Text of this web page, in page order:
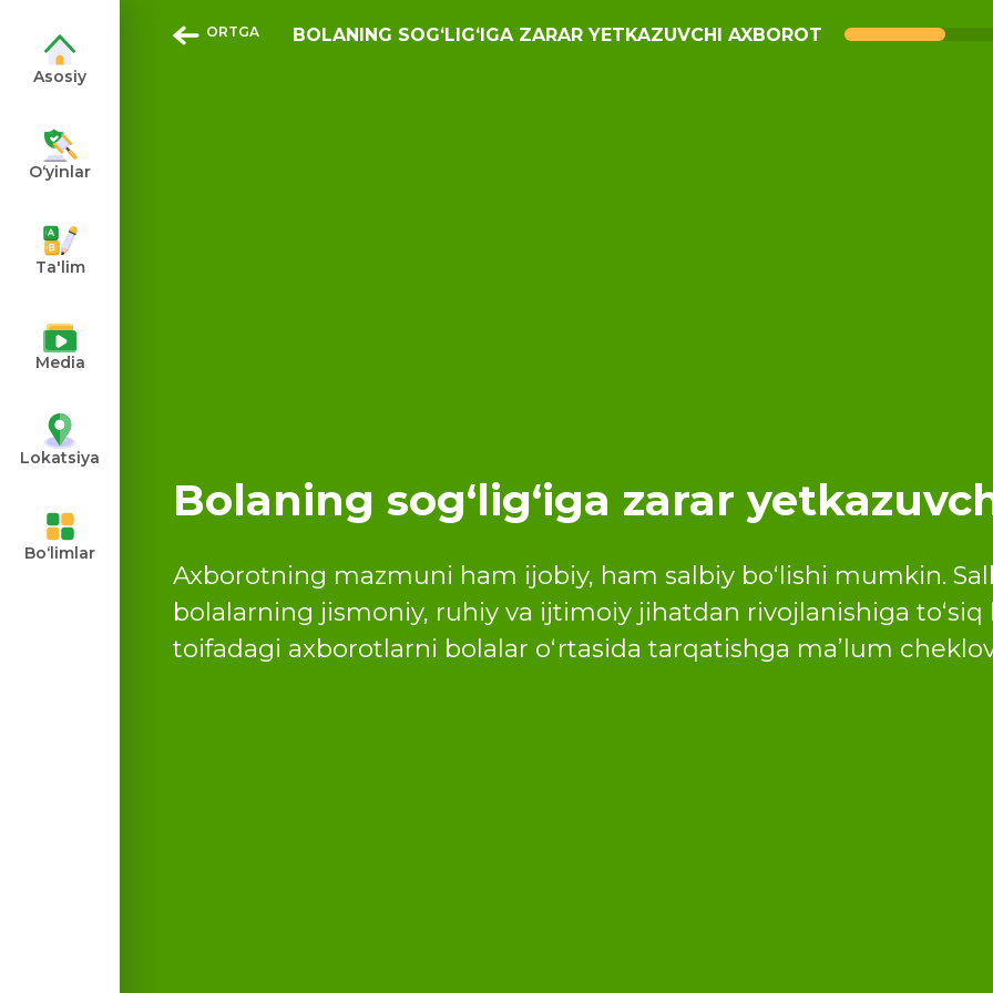
ORTGA BOLANING SOGʻLIGʻIGA ZARAR YETKAZUVCHI AXBOROT
Bolaning sogʻligʻiga zarar
Axborotning mazmuni ham ijobiy, ham salbiy boʻlishi mumkin.
bolalarning jismoniy, ruhiy va ijtimoiy jihatdan rivojlanishiga toʻsiq
toifadagi axborotlarni bolalar oʻrtasida tarqatishga maʼlum
Asosiy
O‘yinlar
Ta'lim
Media
Lokatsiya
Bo‘limlar